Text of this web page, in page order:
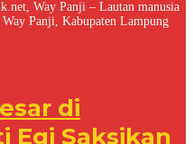
Way Panji – Lautan manusia
Panji, Kabupaten Lampung
di
Egi Saksikan